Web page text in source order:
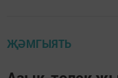
ҖӘМГЫЯТЬ